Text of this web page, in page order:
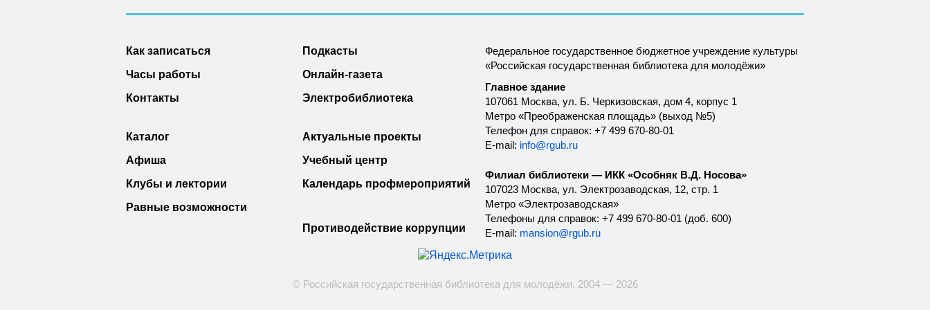
Как записаться
Часы работы
Контакты
Каталог
Афиша
Клубы и лектории
Равные возможности
Подкасты
Онлайн-газета
Электробиблиотека
Актуальные проекты
Учебный центр
Календарь профмероприятий
Противодействие коррупции
Федеральное государственное бюджетное учреждение культуры
«Российская государственная библиотека для молодёжи»
Главное здание
107061 Москва, ул. Б. Черкизовская, дом 4, корпус 1
Метро «Преображенская площадь» (выход №5)
Телефон для справок: +7 499 670-80-01
E-mail: info@rgub.ru
Филиал библиотеки — ИКК «Особняк В.Д. Носова»
107023 Москва, ул. Электрозаводская, 12, стр. 1
Метро «Электрозаводская»
Телефоны для справок: +7 499 670-80-01 (доб. 600)
E-mail: mansion@rgub.ru
© Российская государственная библиотека для молодёжи, 2004 — 2026